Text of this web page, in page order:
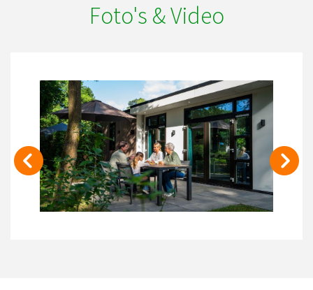
Foto's & Video